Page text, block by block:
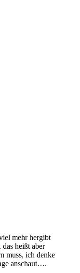
mehr hergibt
heißt aber
muss, ich denke
anschaut….